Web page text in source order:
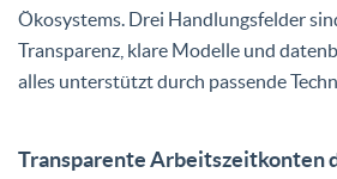
Ökosystems. Drei Handlungsfelder
Transparenz, klare Modelle und
alles unterstützt durch passende
Transparente Arbeitszeitkonten